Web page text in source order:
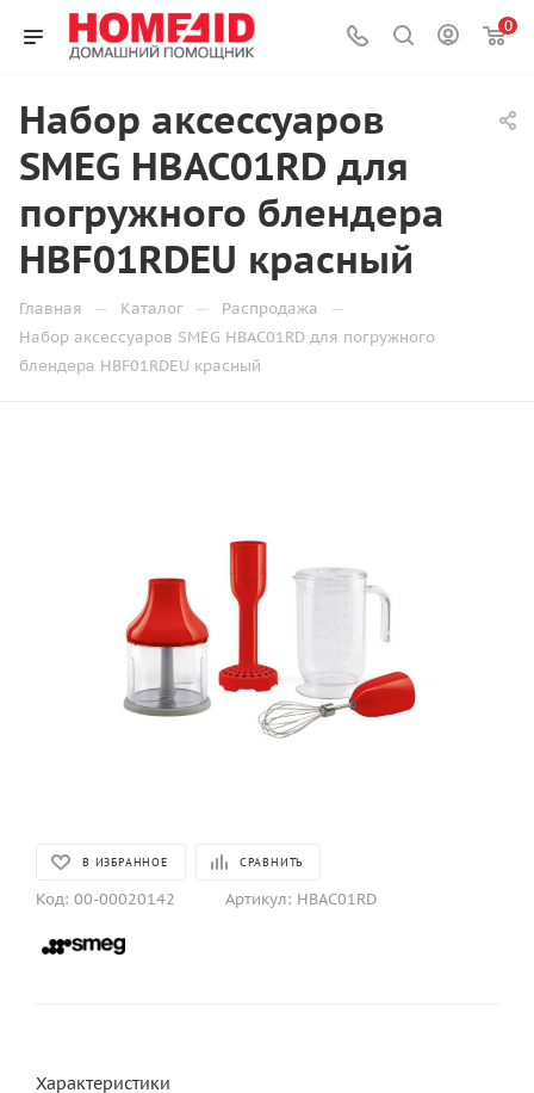
0
Набор аксессуаров
SMEG HBAC01RD для
погружного блендера
HBF01RDEU красный
Главная — Каталог — Распродажа —
Набор аксессуаров SMEG HBAC01RD для погружного
блендера HBF01RDEU красный
В ИЗБРАННОЕ СРАВНИТЬ
Код: 00-00020142 Артикул: HBAC01RD
Характеристики